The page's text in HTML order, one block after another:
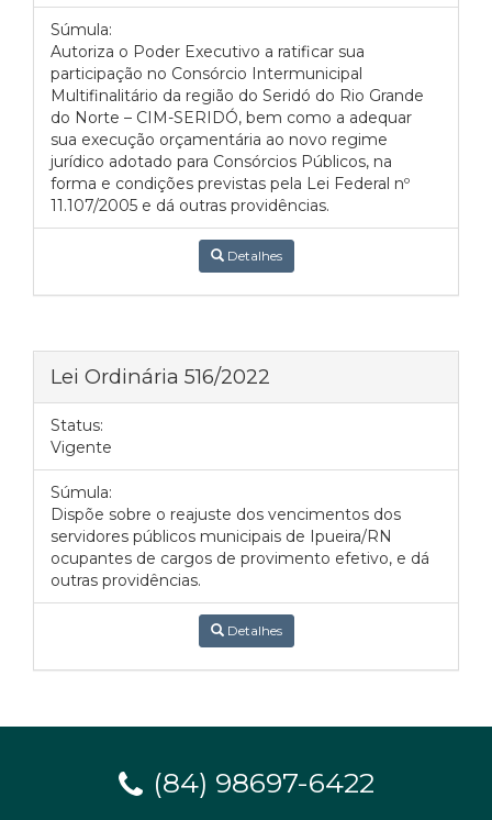
Súmula:
Autoriza o Poder Executivo a ratificar sua
participação no Consórcio Intermunicipal
Multifinalitário da região do Seridó do Rio Grande
do Norte – CIM-SERIDÓ, bem como a adequar
sua execução orçamentária ao novo regime
jurídico adotado para Consórcios Públicos, na
forma e condições previstas pela Lei Federal nº
11.107/2005 e dá outras providências.
Detalhes
Lei Ordinária 516/2022
Status:
Vigente
Súmula:
Dispõe sobre o reajuste dos vencimentos dos
servidores públicos municipais de Ipueira/RN
ocupantes de cargos de provimento efetivo, e dá
outras providências.
Detalhes
(84) 98697-6422